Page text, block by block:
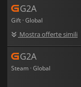
G2A
Gift · Global
Mostra offerte simili
G2A
Steam · Global